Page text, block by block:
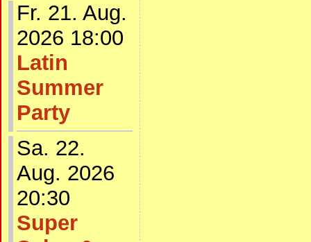
Fr. 21. Aug.
2026 18:00
Latin
Summer
Party
Sa. 22.
Aug. 2026
20:30
Super